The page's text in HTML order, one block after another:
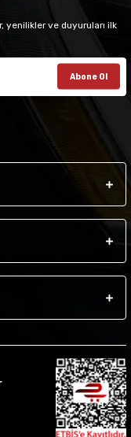
yenilikler ve duyuruları ilk
Abone Ol